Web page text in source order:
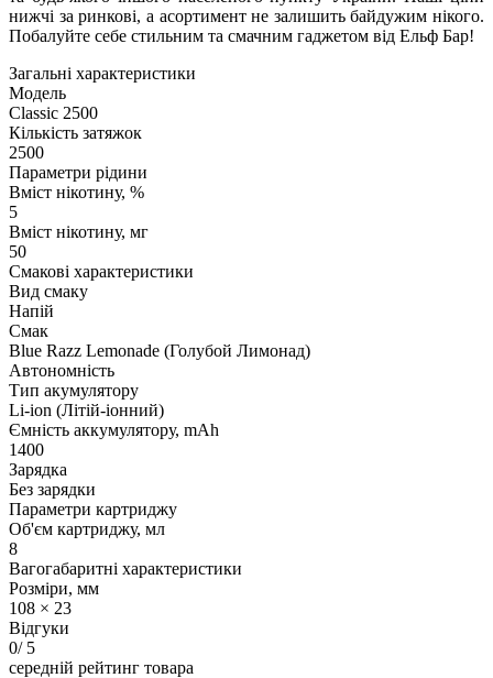
нижчі за ринкові, а асортимент не залишить байдужим нікого.
Побалуйте себе стильним та смачним гаджетом від Ельф Бар!
Загальні характеристики
Модель
Classic 2500
Кількість затяжок
2500
Параметри рідини
Вміст нікотину, %
5
Вміст нікотину, мг
50
Смакові характеристики
Вид смаку
Напій
Смак
Blue Razz Lemonade (Голубой Лимонад)
Автономність
Тип акумулятору
Li-ion (Літій-іонний)
Ємність аккумулятору, mAh
1400
Зарядка
Без зарядки
Параметри картриджу
Об'єм картриджу, мл
8
Вагогабаритні характеристики
Розміри, мм
108 × 23
Відгуки
0/ 5
середній рейтинг товара